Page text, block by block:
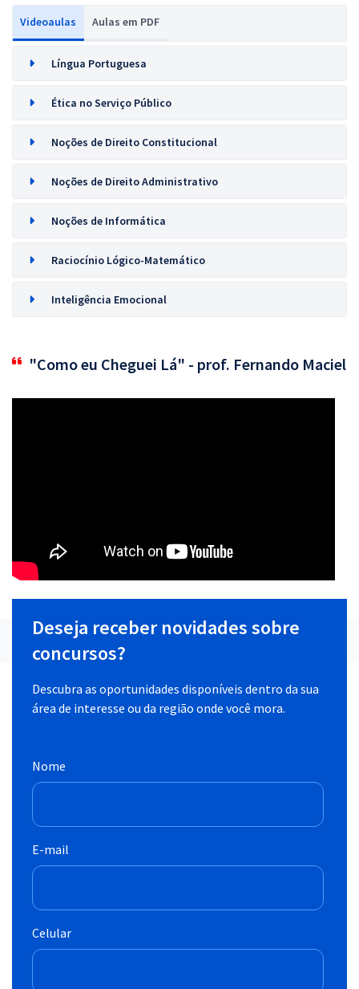
Videoaulas Aulas em PDF
Língua Portuguesa
Ética no Serviço Público
Noções de Direito Constitucional
Noções de Direito Administrativo
Noções de Informática
Raciocínio Lógico-Matemático
Inteligência Emocional
"Como eu Cheguei Lá" - prof. Fernando Maciel
Deseja receber novidades sobre
concursos?
Descubra as oportunidades disponíveis dentro da sua
área de interesse ou da região onde você mora.
Nome
E-mail
Celular